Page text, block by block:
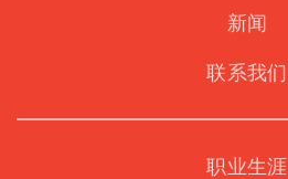
新闻
联系我们
职业生涯